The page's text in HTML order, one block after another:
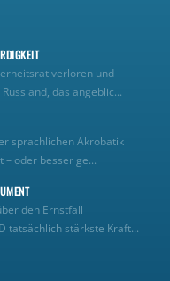
verloren und
das angeblic...
sprachlichen Akrobatik
– oder besser ge...
den Ernstfall
tatsächlich stärkste Kraft...